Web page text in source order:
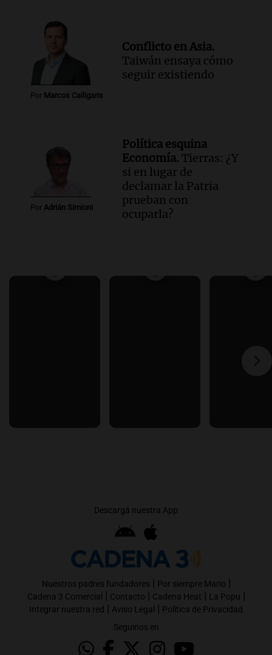
Por Marcos Calligaris
Conflicto en Asia.
Taiwán ensaya cómo
seguir existiendo
Por Adrián Simioni
Política esquina
Economía. Tierras: ¿Y
si en lugar de
declamar la Patria
prueban con
ocuparla?
Descargá nuestra App
Nuestros padres fundadores | Por siempre Mario |
Cadena 3 Comercial | Contacto | Cadena Heat | La Popu |
Integrar nuestra red | Aviso Legal | Política de Privacidad
Seguinos en